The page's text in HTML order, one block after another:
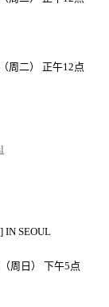
（周二） 正午12 点
IN SEOUL
（周日 ） 下午5 点